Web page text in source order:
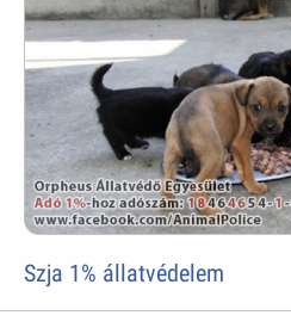
Szja 1% állatvédelem